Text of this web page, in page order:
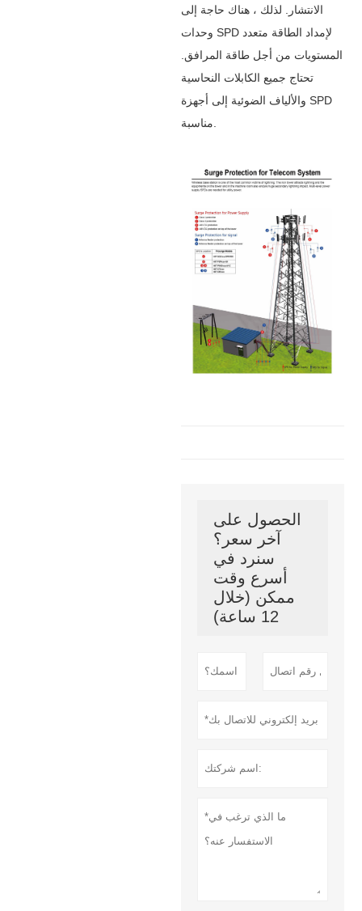
الانتشار. لذلك ، هناك حاجة إلى
وحدات SPD لإمداد الطاقة متعدد
المستويات من أجل طاقة المرافق.
تحتاج جميع الكابلات النحاسية
والألياف الضوئية إلى أجهزة SPD
الحصول على
آخر سعر؟
سنرد في
أسرع وقت
ممكن (خلال
12 ساعة)